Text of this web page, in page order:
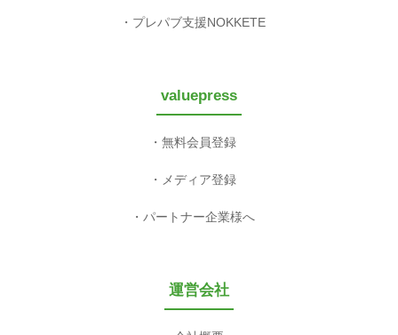
プレパブ支援NOKKETE
valuepress
無料会員登録
メディア登録
パートナー企業様へ
運営会社